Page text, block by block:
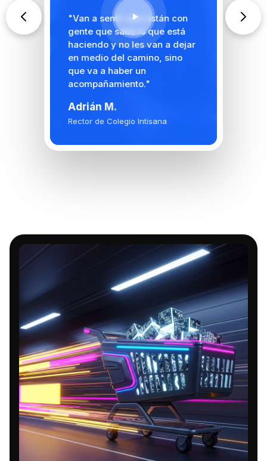
"Van a sentir que están con
gente que sabe lo que está
haciendo y no les van a dejar
en medio del camino, sino
que va a haber un
acompañamiento."
Adrián M.
Rector de Colegio Intisana